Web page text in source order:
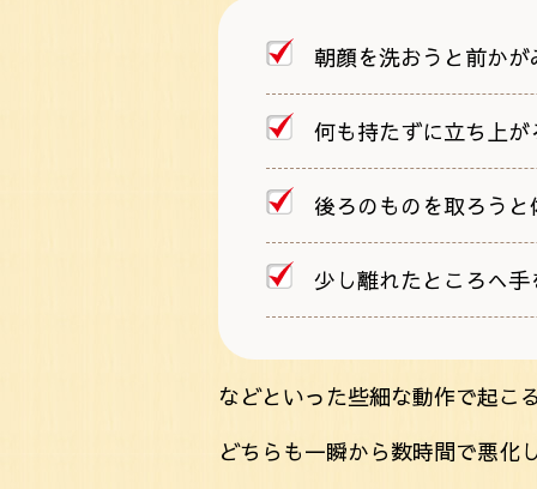
朝顔を洗おうと前か
何も持たずに立ち上
後ろのものを取ろう
少し離れたところへ
などといった些細な動作で起こ
どちらも一瞬から数時間で悪化